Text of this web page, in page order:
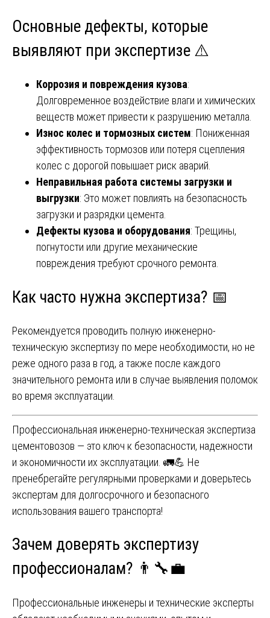
Основные дефекты, которые
выявляют при экспертизе ⚠️
Коррозия и повреждения кузова:
Долговременное воздействие влаги и химических
веществ может привести к разрушению металла.
Износ колес и тормозных систем: Пониженная
эффективность тормозов или потеря сцепления
колес с дорогой повышает риск аварий.
Неправильная работа системы загрузки и
выгрузки: Это может повлиять на безопасность
загрузки и разрядки цемента.
Дефекты кузова и оборудования: Трещины,
погнутости или другие механические
повреждения требуют срочного ремонта.
Как часто нужна экспертиза? 📅
Рекомендуется проводить полную инженерно-
техническую экспертизу по мере необходимости, но не
реже одного раза в год, а также после каждого
значительного ремонта или в случае выявления поломок
во время эксплуатации.
Профессиональная инженерно-техническая экспертиза
цементовозов — это ключ к безопасности, надежности
и экономичности их эксплуатации. 🚛💪 Не
пренебрегайте регулярными проверками и доверьтесь
экспертам для долгосрочного и безопасного
использования вашего транспорта!
Зачем доверять экспертизу
профессионалам? 👨‍🔧💼
Профессиональные инженеры и технические эксперты